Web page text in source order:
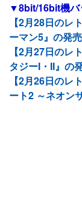
▼8bit/16bit機
【2月28日のレ
ーマン5』の発
【2月27日のレ
タジーI・II』の
【2月26日のレ
ート2 ～ネオン